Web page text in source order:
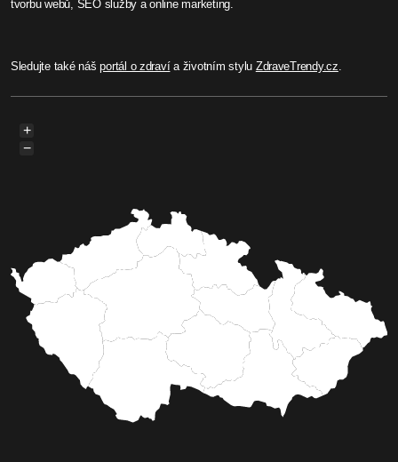
tvorbu webů, SEO služby a online marketing.
Sledujte také nášportál o zdravía životním stylu ZdraveTrendy.cz.
+
−